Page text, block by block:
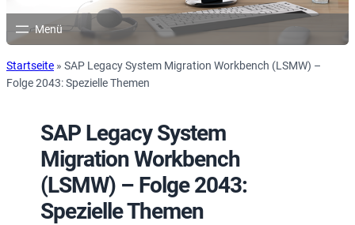
Startseite » SAP Legacy System Migration Workbench (LSMW) –
Folge 2043: Spezielle Themen
SAP Legacy System
Migration Workbench
(LSMW) – Folge 2043:
Spezielle Themen